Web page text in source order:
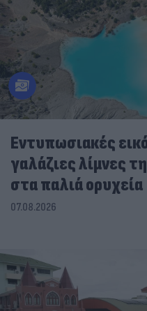
Εντυπωσιακές
γαλάζιες λίμνες
στα παλιά ορυχεία
07.08.2026